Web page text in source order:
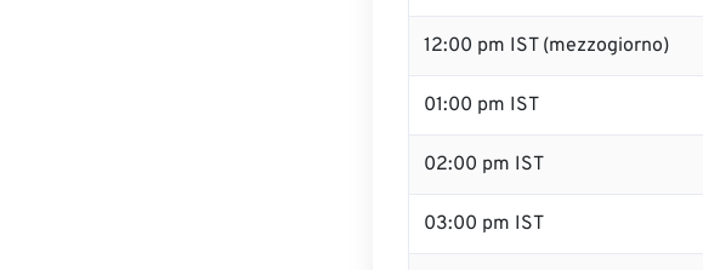
12:00 pm IST (mezzogiorno)
01:00 pm IST
02:00 pm IST
03:00 pm IST